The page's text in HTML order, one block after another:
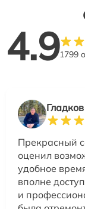
4.91799
Прекрасный
оценил
удобное
вполне
и